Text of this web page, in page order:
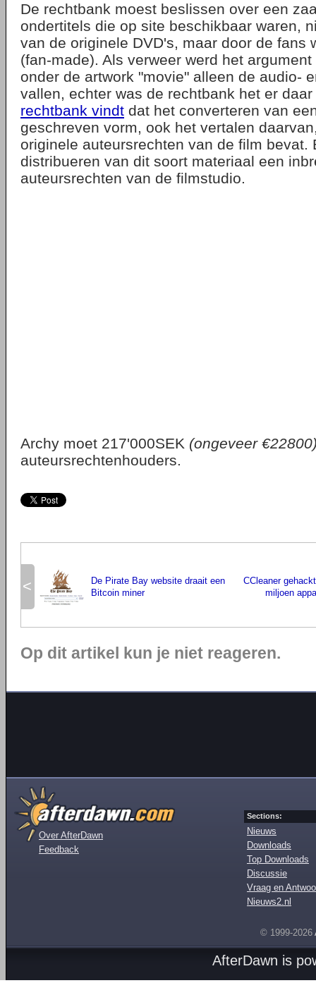
De rechtbank moest beslissen over een
ondertitels die op site beschikbaar waren,
van de originele DVD's, maar door de fans
(fan-made). Als verweer werd het
onder de artwork "movie" alleen de audio-
vallen, echter was de rechtbank het er
rechtbank vindt dat het converteren van
geschreven vorm, ook het vertalen
originele auteursrechten van de film bevat.
distribueren van dit soort materiaal een
auteursrechten van de filmstudio.
Archy moet 217'000SEK (ongeveer
auteursrechtenhouders.
<
De Pirate Bay website draait een
Bitcoin miner
CCleaner
miljoen
Op dit artikel kun je niet reageren.
Over AfterDawn
Feedback
Sections:
Nieuws
Downloads
Top Downloads
Discussie
Vraag en
Nieuws2.nl
© 1999-2026
AfterDawn is